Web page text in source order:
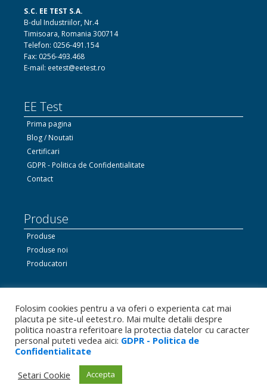
S.C. EE TEST S.A.
B-dul Industriilor, Nr.4
Timisoara, Romania 300714
Telefon: 0256-491.154
Fax: 0256-493.468
E-mail: eetest@eetest.ro
EE Test
Prima pagina
Blog / Noutati
Certificari
GDPR - Politica de Confidentialitate
Contact
Produse
Produse
Produse noi
Producatori
Ne gasiti si pe Facebook
Folosim cookies pentru a va oferi o experienta cat mai
placuta pe site-ul eetest.ro. Mai multe detalii despre
politica noastra referitoare la protectia datelor cu caracter
personal puteti vedea aici: GDPR - Politica de
Confidentialitate
Setari Cookie
Accepta